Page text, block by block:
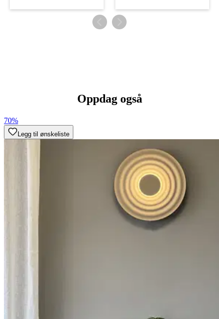
Oppdag også
70%
Legg til ønskeliste